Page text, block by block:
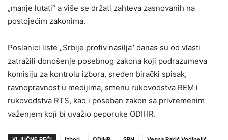
„manje lutati“ a više se držati zahteva zasnovanih na
postojećim zakonima.
Poslanici liste „Srbije protiv nasilja“ danas su od vlasti
zatražili donošenje posebnog zakona koji podrazumeva
komisiju za kontrolu izbora, sređen birački spisak,
ravnopravnost u medijima, smenu rukovodstva REM i
rukovodstva RTS, kao i poseban zakon sa privremenim
važenjem koji bi uvažio peporuke ODIHR.